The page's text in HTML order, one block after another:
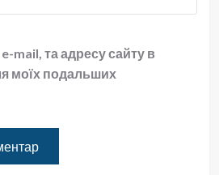
mail, та адресу сайту в
моїх подальших